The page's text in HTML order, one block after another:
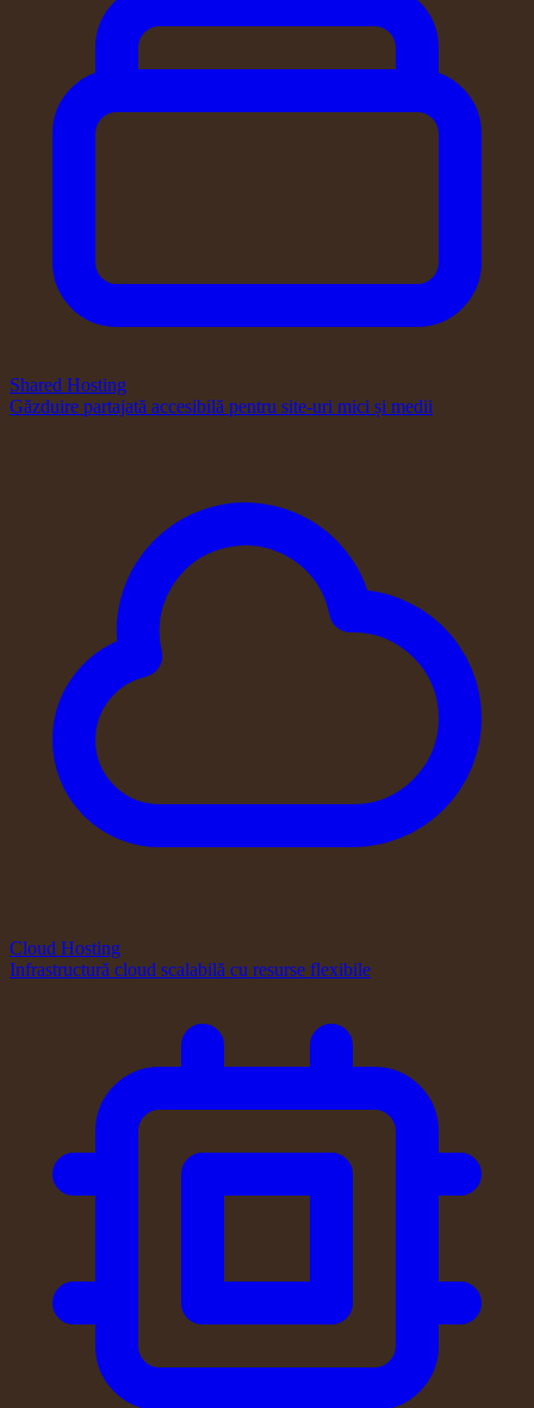
Shared Hosting
Găzduire partajată accesibilă pentru site-uri mici și medii
Cloud Hosting
Infrastructură cloud scalabilă cu resurse flexibile